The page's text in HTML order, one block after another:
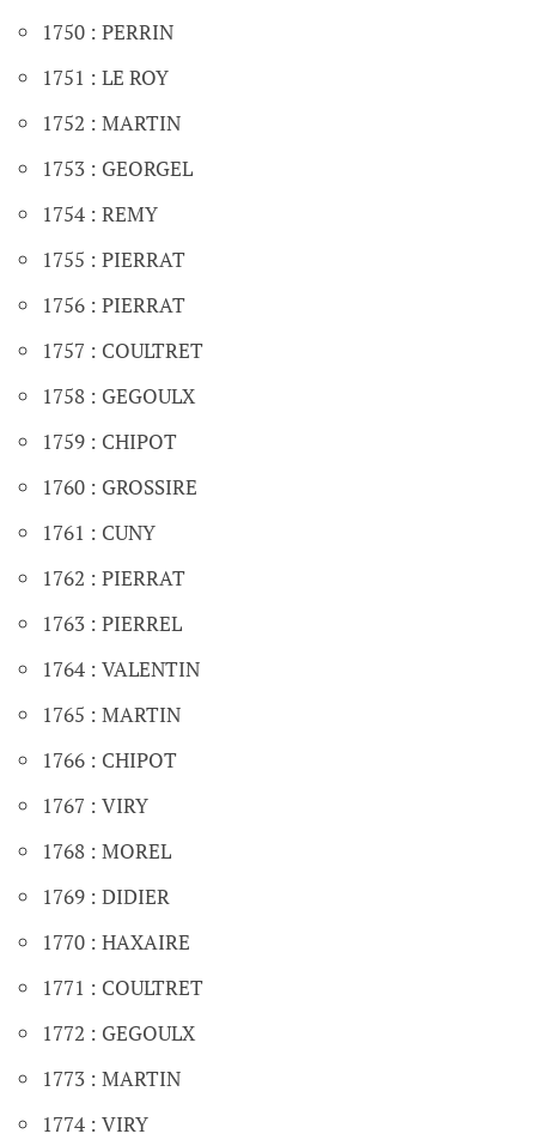
1750 : PERRIN
1751 : LE ROY
1752 : MARTIN
1753 : GEORGEL
1754 : REMY
1755 : PIERRAT
1756 : PIERRAT
1757 : COULTRET
1758 : GEGOULX
1759 : CHIPOT
1760 : GROSSIRE
1761 : CUNY
1762 : PIERRAT
1763 : PIERREL
1764 : VALENTIN
1765 : MARTIN
1766 : CHIPOT
1767 : VIRY
1768 : MOREL
1769 : DIDIER
1770 : HAXAIRE
1771 : COULTRET
1772 : GEGOULX
1773 : MARTIN
1774 : VIRY